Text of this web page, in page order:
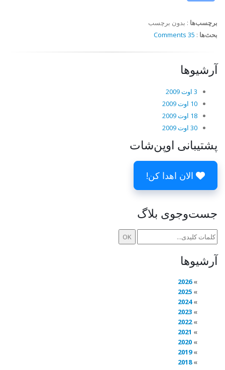
برچسب‌ها : بدون برچسب
بحث‌ها :
35 Comments
آرشیوها
3 اوت 2009
10 اوت 2009
18 اوت 2009
30 اوت 2009
پشتیبانی اوپن‌شات
الان اهدا کن!
جست‌وجوی بلاگ
آرشیوها
2026
2025
2024
2023
2022
2021
2020
2019
2018